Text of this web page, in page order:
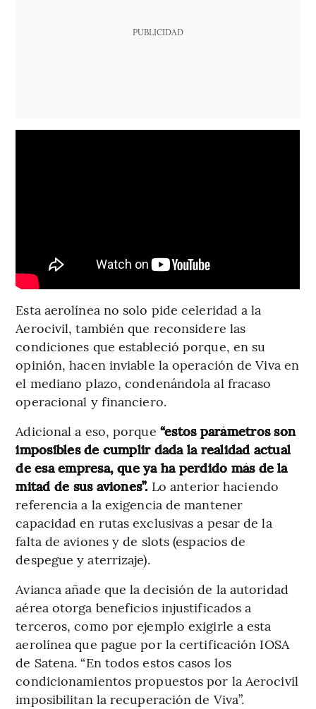
PUBLICIDAD
Esta aerolínea no solo pide celeridad a la
Aerocivil, también que reconsidere las
condiciones que estableció porque, en su
opinión, hacen inviable la operación de Viva en
el mediano plazo, condenándola al fracaso
operacional y financiero.
Adicional a eso, porque “estos parámetros son
imposibles de cumplir dada la realidad actual
de esa empresa, que ya ha perdido más de la
mitad de sus aviones”. Lo anterior haciendo
referencia a la exigencia de mantener
capacidad en rutas exclusivas a pesar de la
falta de aviones y de slots (espacios de
despegue y aterrizaje).
Avianca añade que la decisión de la autoridad
aérea otorga beneficios injustificados a
terceros, como por ejemplo exigirle a esta
aerolínea que pague por la certificación IOSA
de Satena. “En todos estos casos los
condicionamientos propuestos por la Aerocivil
imposibilitan la recuperación de Viva”.